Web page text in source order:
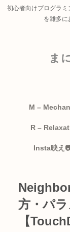
初心者向けプログラ
を雑多に
M –
R –
Insta映え
方・パ
【